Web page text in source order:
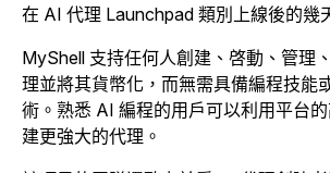
在 AI 代理 Launchpad 類別上線後的幾
MyShell 支持任何人創建、啓動、管理
理並將其貨幣化，而無需具備編程技能
術。熟悉 AI 編程的用戶可以利用平台
建更強大的代理。